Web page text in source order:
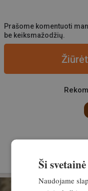
Prašome komentuoti
be keiksmažodžių.
Ši
Naudojame